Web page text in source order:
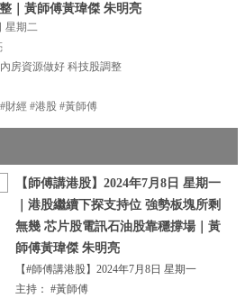
｜黃師傅黃瑋傑 朱明亮
星期二
房資源做好 科技股調整
財經 #港股 #黃師傅
【師傅講港股】2024年7月8日 星期一
｜港股繼續下探支持位 強勢板塊所剩
無幾 芯片股電訊石油股靠穩撐場｜黃
師傅黃瑋傑 朱明亮
【#師傅講港股】2024年7月8日 星期一
主持： #黃師傅